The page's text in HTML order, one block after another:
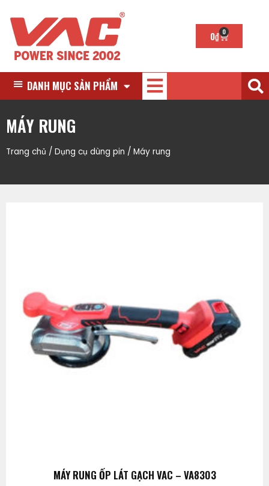
0₫ 0
DANH MỤC SẢN PHẨM
MÁY RUNG
Trang chủ / Dụng cụ dùng pin / Máy rung
MÁY RUNG ỐP LÁT GẠCH VAC – VA8303